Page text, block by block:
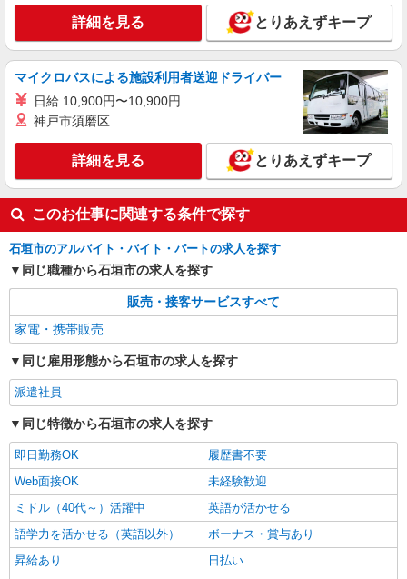
詳細を見る とりあえずキープ
マイクロバスによる施設利用者送迎ドライバー
日給 10,900円〜10,900円
神戸市須磨区
詳細を見る とりあえずキープ
このお仕事に関連する条件で探す
石垣市のアルバイト・バイト・パートの求人を探す
同じ職種から石垣市の求人を探す
販売・接客サービスすべて
家電・携帯販売
同じ雇用形態から石垣市の求人を探す
派遣社員
同じ特徴から石垣市の求人を探す
即日勤務OK
履歴書不要
Web面接OK
未経験歓迎
ミドル（40代～）活躍中
英語が活かせる
語学力を活かせる（英語以外）
ボーナス・賞与あり
昇給あり
日払い